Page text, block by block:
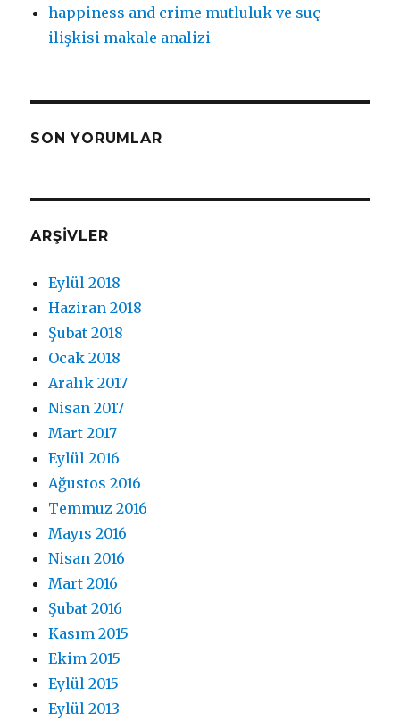
happiness and crime mutluluk ve suç
ilişkisi makale analizi
SON YORUMLAR
ARŞIVLER
Eylül 2018
Haziran 2018
Şubat 2018
Ocak 2018
Aralık 2017
Nisan 2017
Mart 2017
Eylül 2016
Ağustos 2016
Temmuz 2016
Mayıs 2016
Nisan 2016
Mart 2016
Şubat 2016
Kasım 2015
Ekim 2015
Eylül 2015
Eylül 2013